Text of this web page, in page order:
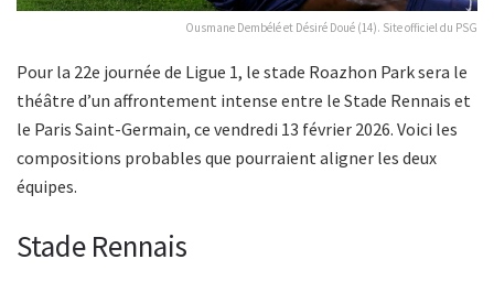
Ousmane Dembélé et Désiré Doué (14). Site officiel du PSG
Pour la 22e journée de Ligue 1, le stade Roazhon Park sera le
théâtre d’un affrontement intense entre le Stade Rennais et
le Paris Saint-Germain, ce vendredi 13 février 2026. Voici les
compositions probables que pourraient aligner les deux
équipes.
Stade Rennais